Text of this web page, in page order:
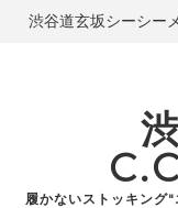
履かないストッキング
渋谷道玄坂シーシー